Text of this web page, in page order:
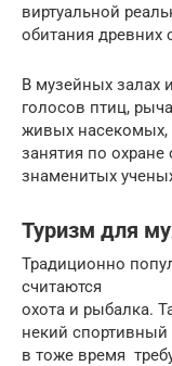
виртуальной
обитания древних
В музейных залах
голосов птиц,
живых насекомых,
занятия по
знаменитых
Туризм для
Традиционно
считаются
охота и рыбалка.
некий спортивный
в тоже время